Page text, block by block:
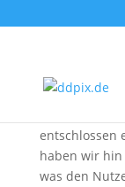
von
entschlossen
haben wir
was den